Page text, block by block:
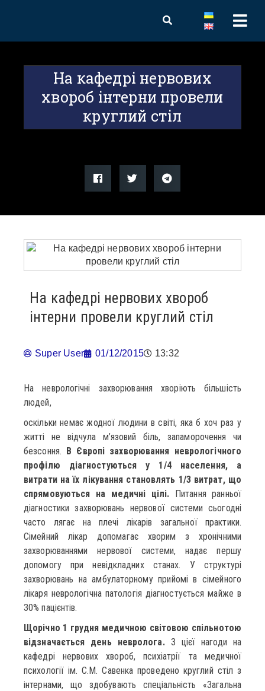
На кафедрі нервових
хвороб інтерни провели
круглий стіл
На кафедрі нервових хвороб
інтерни провели круглий стіл
Super User 01/12/2015 13:32
На неврологічні захворювання хворіють більшість
людей,
оскільки немає жодної людини в світі, яка б хоч раз у
житті не відчула м’язовий біль, запаморочення чи
безсоння. В Європі захворювання неврологічного
профілю діагностуються у 1/4 населення, а
витрати на їх лікування становлять 1/3 витрат, що
спрямовуються на медичні цілі. Питання ранньої
діагностики захворювань нервової системи сьогодні
часто лягає на плечі лікарів загальної практики.
Сімейний лікар допомагає хворим з хронічними
захворюваннями нервової системи, надає першу
допомогу при невідкладних станах. У структурі
захворювань на амбулаторному прийомі в сімейного
лікаря неврологічна патологія діагностується майже в
30% пацієнтів.
Щорічно 1 грудня медичною світовою спільнотою
відзначається день невролога.З цієї нагоди на
кафедрі нервових хвороб, психіатрії та медичної
психології ім. С.М. Савенка проведено круглий стіл з
інтернами, що здобувають спеціальність «Загальна